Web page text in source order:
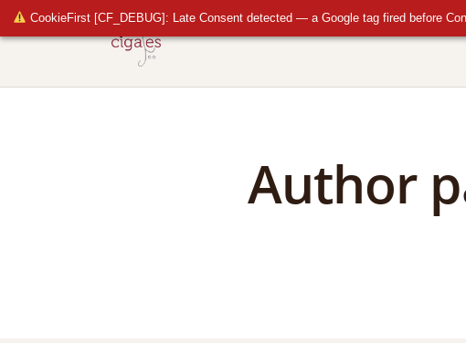
CookieFirst [CF_DEBUG]: Late Consent detected — a Google tag fired before
Author